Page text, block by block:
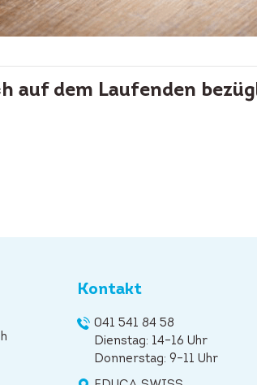
auf dem Laufenden
Kontakt
041 541 84 58
Dienstag: 14–16 Uhr
Donnerstag: 9–11 Uhr